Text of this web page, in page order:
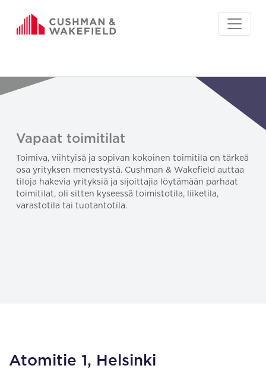
Vapaat toimitilat
Toimiva, viihtyisä ja sopivan kokoinen toimitila on tärkeä
osa yrityksen menestystä. Cushman & Wakefield auttaa
tiloja hakevia yrityksiä ja sijoittajia löytämään parhaat
toimitilat, oli sitten kyseessä toimistotila, liiketila,
varastotila tai tuotantotila.
Atomitie 1, Helsinki